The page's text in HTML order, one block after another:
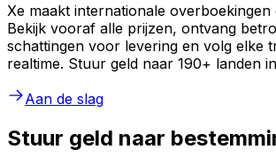
Xe maakt internationale overboekingen
Bekijk vooraf alle prijzen, ontvang
schattingen voor levering en volg elke
realtime. Stuur geld naar 190+ landen
Aan de slag
Stuur geld naar